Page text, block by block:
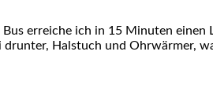
erreiche ich in 15 Minuten einen
Halstuch und Ohrwärmer,